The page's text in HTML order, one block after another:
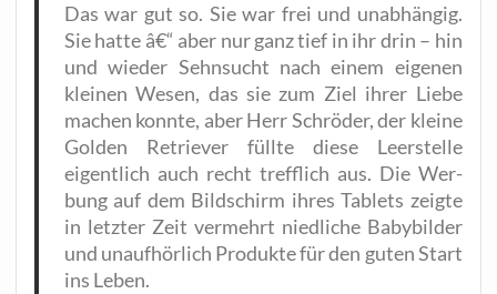
Das war gut so. Sie war frei und unab­hän­gig.
Sie hat­te â€“ aber nur ganz tief in ihr drin – hin
und wie­der Sehn­sucht nach einem eige­nen
klei­nen Wesen, das sie zum Ziel ihrer Lie­be
machen konn­te, aber Herr Schrö­der, der klei­ne
Gol­den Retrie­ver füll­te die­se Leer­stel­le
eigent­lich auch recht treff­lich aus. Die Wer­
bung auf dem Bild­schirm ihres Tablets zeig­te
in letz­ter Zeit ver­mehrt nied­li­che Baby­bil­der
und unauf­hör­lich Pro­duk­te für den guten Start
ins Leben.